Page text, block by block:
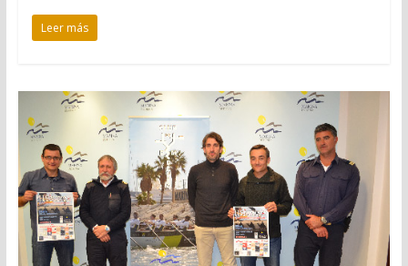
Leer más